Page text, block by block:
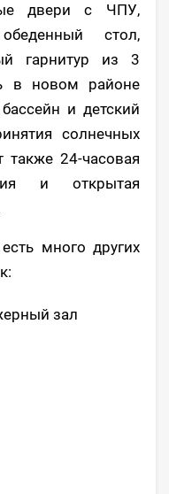
двери с ЧПУ,
стол,
гарнитур из 3
в новом районе
и детский
солнечных
также 24-часовая
и открытая
много других
зал